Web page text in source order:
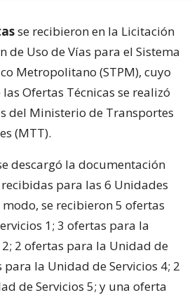
se recibieron en la Licitación
de Uso de Vías para el Sistema
Metropolitano (STPM), cuyo
Ofertas Técnicas se realizó
del Ministerio de Transportes
(MTT).
descargó la documentación
para las 6 Unidades
modo, se recibieron 5 ofertas
1; 3 ofertas para la
2 ofertas para la Unidad de
para la Unidad de Servicios 4; 2
de Servicios 5; y una oferta